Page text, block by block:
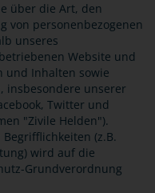
über die Art, den
von personenbezogenen
unseres
Website und
und Inhalten sowie
insbesondere unserer
Twitter und
"Zivile Helden").
(z.B.
wird auf die
Grundverordnung